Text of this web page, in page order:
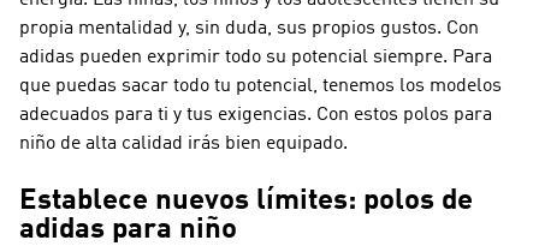
propia mentalidad y, sin duda, sus propios gustos. Con
adidas pueden exprimir todo su potencial siempre. Para
que puedas sacar todo tu potencial, tenemos los modelos
adecuados para ti y tus exigencias. Con estos polos para
niño de alta calidad irás bien equipado.
Establece nuevos límites: polos de
adidas para niño